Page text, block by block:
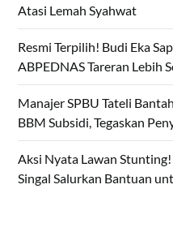
Atasi Lemah Syahwat
Resmi Terpilih! Budi Eka
ABPEDNAS Tareran Lebih
Manajer SPBU Tateli
BBM Subsidi, Tegaskan
Aksi Nyata Lawan
Singal Salurkan Bantuan